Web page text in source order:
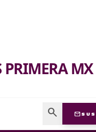
PRIMERA MX
search mail